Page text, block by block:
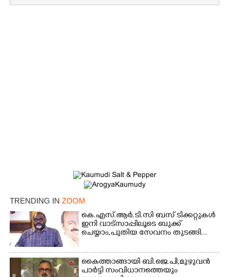
TRENDING IN ZOOM
കെ.എസ്.ആർ.ടി.സി ബസ് ടിക്കറ്റുകൾ
ഇനി വാട്സാപ്പിലൂടെ ബുക്ക്
ചെയ്യാം,പുതിയ സേവനം തുടങ്ങി...
കൈത്താങ്ങായി ബി.ജെ.പി,മുഴുവൻ
പാർട്ടി സംവിധാനത്തെയും